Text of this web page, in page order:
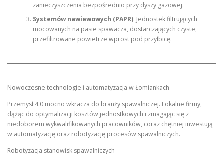
zanieczyszczenia bezpośrednio przy dyszy gazowej.
Systemów nawiewowych (PAPR): Jednostek filtrujących
mocowanych na pasie spawacza, dostarczających czyste,
przefiltrowane powietrze wprost pod przyłbicę.
Nowoczesne technologie i automatyzacja w Łomiankach
Przemysł 4.0 mocno wkracza do branży spawalniczej. Lokalne firmy,
dążąc do optymalizacji kosztów jednostkowych i zmagając się z
niedoborem wykwalifikowanych pracowników, coraz chętniej inwestują
w automatyzację oraz robotyzację procesów spawalniczych.
Robotyzacja stanowisk spawalniczych